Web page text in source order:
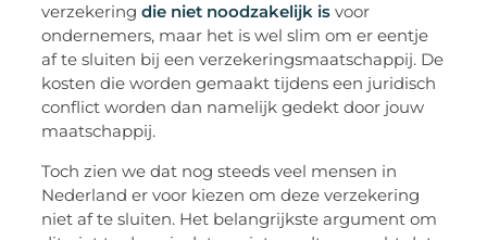
verzekeringdie niet noodzakelijk is voor
ondernemers, maar het is wel slim om er eentje
af te sluiten bij een verzekeringsmaatschappij. De
kosten die worden gemaakt tijdens een juridisch
conflict worden dan namelijk gedekt door jouw
maatschappij.
Toch zien we dat nog steeds veel mensen in
Nederland er voor kiezen om deze verzekering
niet af te sluiten. Het belangrijkste argument om